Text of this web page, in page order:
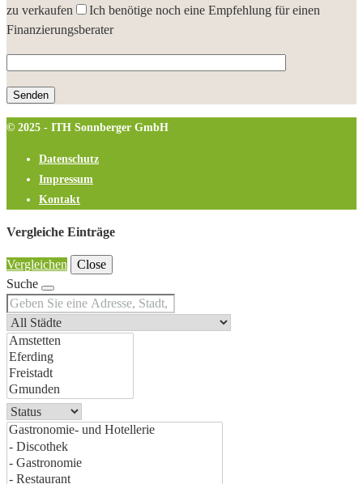
zu verkaufen
Ich benötige noch eine Empfehlung für einen
Finanzierungsberater
© 2025 - ITH Sonnberger GmbH
Datenschutz
Impressum
Kontakt
Vergleiche Einträge
Vergleichen
Close
Suche